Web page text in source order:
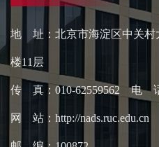
地 址：北京市海淀区中关村
楼11层
传 真：010-62559562 电 话
网 站：http://nads.ruc.edu.cn